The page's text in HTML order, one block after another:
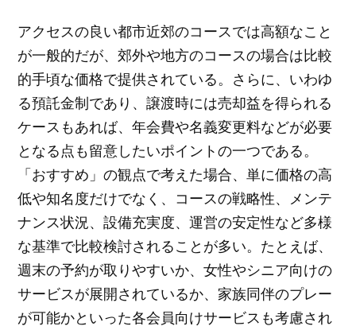
アクセスの良い都市近郊のコースでは高額なこと
が一般的だが、郊外や地方のコースの場合は比較
的手頃な価格で提供されている。さらに、いわゆ
る預託金制であり、譲渡時には売却益を得られる
ケースもあれば、年会費や名義変更料などが必要
となる点も留意したいポイントの一つである。
「おすすめ」の観点で考えた場合、単に価格の高
低や知名度だけでなく、コースの戦略性、メンテ
ナンス状況、設備充実度、運営の安定性など多様
な基準で比較検討されることが多い。たとえば、
週末の予約が取りやすいか、女性やシニア向けの
サービスが展開されているか、家族同伴のプレー
が可能かといった各会員向けサービスも考慮され